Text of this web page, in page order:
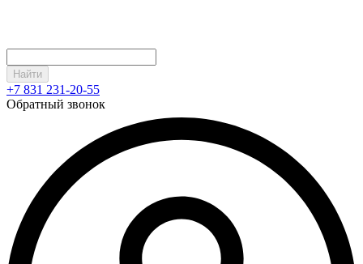
Найти
+7 831 231-20-55
Обратный звонок